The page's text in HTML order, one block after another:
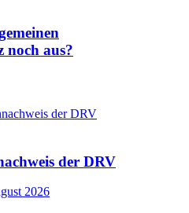
noch aus?
der DRV
2026